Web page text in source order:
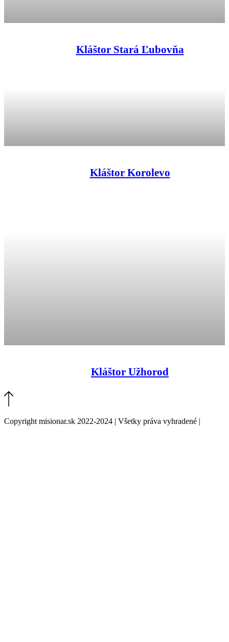
Kláštor Stará Ľubovňa
Kláštor Korolevo
Kláštor Užhorod
Copyright misionar.sk 2022-2024 | Všetky práva vyhradené |